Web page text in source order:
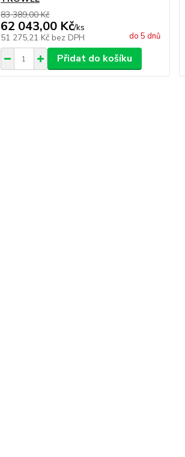
83 389,00 Kč
62 043,00 Kč/ks
51 275,21 Kč bez DPH do 5 dnů
Přidat do košíku